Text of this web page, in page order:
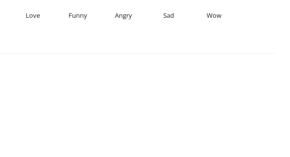
Love Funny Angry Sad Wow